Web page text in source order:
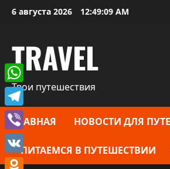
Перейти
6 августа 2026 12:49:10 AM
TRAVEL
Твои путешествия
ГЛАВНАЯ НОВОСТИ ДЛЯ
ПИТАЕМСЯ В ПУТЕШЕСТВИИ
WhatsApp
Telegram
Viber
VK